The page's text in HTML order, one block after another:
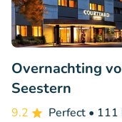
Overnachting
Seestern
9.2 Perfect • 111